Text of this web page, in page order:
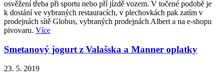
osvěžení třeba při sportu nebo pří jízdě vozem. V točené podobě je
k dostání ve vybraných restauracích, v plechovkách pak zatím v
prodejnách sítě Globus, vybraných prodejnách Albert a na e-shopu
pivovaru. Více
Smetanový jogurt z Valašska a Manner oplatky
23. 5. 2019